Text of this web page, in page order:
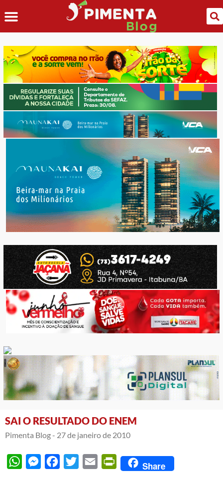
SAI O RESULTADO DO ENEM
Pimenta Blog - 27 de janeiro de 2010
WhatsAppMessengerFacebook
Twitter Email PrintFriendly
Share